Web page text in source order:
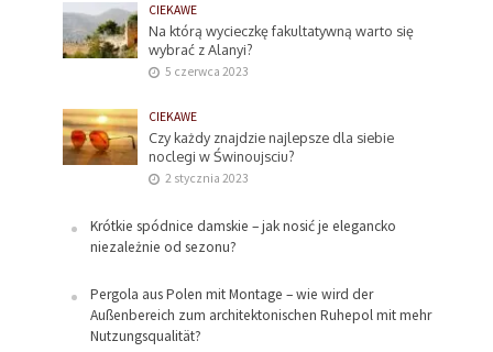
CIEKAWE
Na którą wycieczkę fakultatywną warto się
wybrać z Alanyi?
5 czerwca 2023
CIEKAWE
Czy każdy znajdzie najlepsze dla siebie
noclegi w Świnoujsciu?
2 stycznia 2023
Krótkie spódnice damskie – jak nosić je elegancko
niezależnie od sezonu?
Pergola aus Polen mit Montage – wie wird der
Außenbereich zum architektonischen Ruhepol mit mehr
Nutzungsqualität?